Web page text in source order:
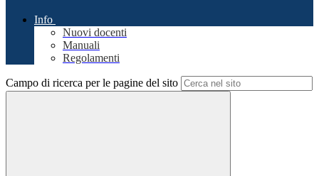
Info
Nuovi docenti
Manuali
Regolamenti
Campo di ricerca per le pagine del sito